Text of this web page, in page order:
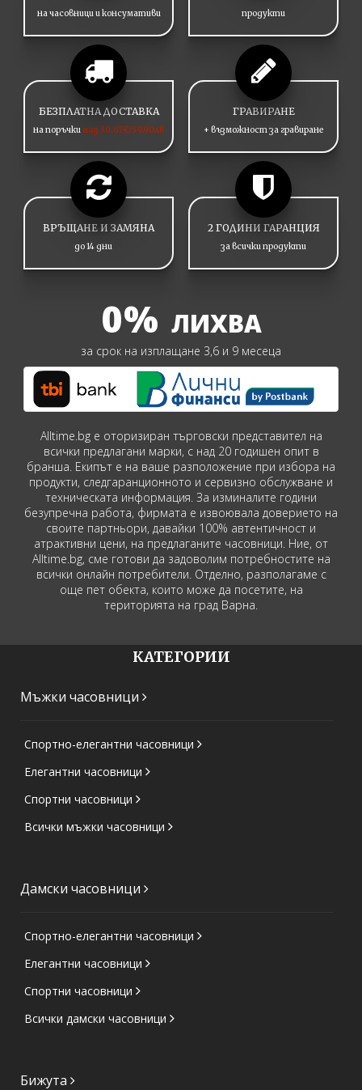
на часовници и консумативи продукти
БЕЗПЛАТНА ДОСТАВКА
на поръчкинад 30.67€/59.90лв
ГРАВИРАНЕ
+ възможност за гравиране
ВРЪЩАНЕ И ЗАМЯНА
до 14 дни
2 ГОДИНИ ГАРАНЦИЯ
за всички продукти
0% ЛИХВА
за срок на изплащане 3,6 и 9 месеца
Alltime.bg е оторизиран търговски представител на
всички предлагани марки, с над 20 годишен опит в
бранша. Екипът е на ваше разположение при избора на
продукти, следгаранционното и сервизно обслужване и
техническата информация. За изминалите години
безупречна работа, фирмата е извоювала доверието на
своите партньори, давайки 100% автентичност и
атрактивни цени, на предлаганите часовници. Ние, от
Alltime.bg, сме готови да задоволим потребностите на
всички онлайн потребители. Отделно, разполагаме с
още пет обекта, които може да посетите, на
територията на град Варна.
КАТЕГОРИИ
Мъжки часовници
Спортно-елегантни часовници
Елегантни часовници
Спортни часовници
Всички мъжки часовници
Дамски часовници
Спортно-елегантни часовници
Елегантни часовници
Спортни часовници
Всички дамски часовници
Бижута